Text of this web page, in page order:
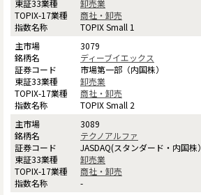
卸売業
商社・卸売
TOPIX Small 1
3079
ディーブイエックス
市場第一部（内国株）
卸売業
商社・卸売
TOPIX Small 2
3089
テクノアルファ
JASDAQ(スタンダード・内国株）
卸売業
商社・卸売
-